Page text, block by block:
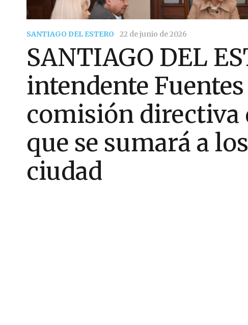
SANTIAGO DEL ESTERO 22 de junio de 2026
SANTIAGO DEL
intendente
comisión directiva
que se sumará a
ciudad